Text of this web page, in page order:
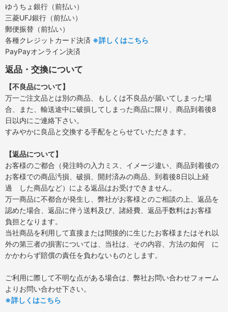
ゆうちょ銀行（前払い）
三菱UFJ銀行（前払い）
郵便振替（前払い）
各種クレジットカード決済 ※詳しくはこちら
PayPayオンライン決済
返品・交換について
【不良品について】
万一ご注文品とは別の商品、もしくは不良品が届いてしまった場
合、また、輸送途中に破損してしまった商品に限り、商品到着後8
日以内にご連絡下さい。
すみやかに良品と交換する手配をとらせていただきます。
【返品について】
お客様のご都合（発注時の入力ミス、イメージ違い、商品到着後の
お客様での商品汚損、破損、開封済みの商品、到着後8日以上経
過 した商品など）による返品はお受けできません。
万一商品に不都合が発生し、弊社がお客様とのご相談の上、返品を
認めた場合、返品に伴う送料及び、諸経費、返品手数料はお客様
負担となります。
当社商品を利用して直接または間接的に生じたお客様またはそれ以
外の第三者の損害については、当社は、その内容、方法の如何 に
かかわらず賠償の責任を負わないものとします。
ご利用に際して不明な点がある場合は、弊社お問い合わせフォーム
よりお問い合わせ下さい。
※詳しくはこちら